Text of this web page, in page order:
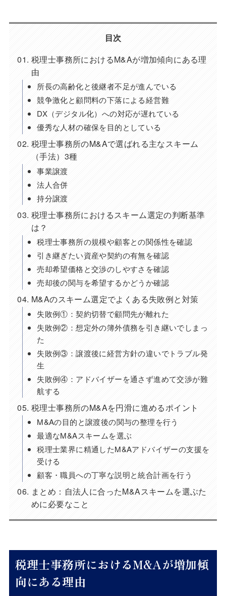
目次
税理士事務所におけるM&Aが増加傾向にある理
由
所長の高齢化と後継者不足が進んでいる
競争激化と顧問料の下落による経営難
DX（デジタル化）への対応が遅れている
優秀な人材の確保を目的としている
税理士事務所のM&Aで選ばれる主なスキーム
（手法）3種
事業譲渡
法人合併
持分譲渡
税理士事務所におけるスキーム選定の判断基準
は？
税理士事務所の規模や顧客との関係性を確認
引き継ぎたい資産や契約の有無を確認
売却希望価格と交渉のしやすさを確認
売却後の関与を希望するかどうか確認
M&Aのスキーム選定でよくある失敗例と対策
失敗例①：契約切替で顧問先が離れた
失敗例②：想定外の簿外債務を引き継いでしまっ
た
失敗例③：譲渡後に経営方針の違いでトラブル発
生
失敗例④：アドバイザーを通さず進めて交渉が難
航する
税理士事務所のM&Aを円滑に進めるポイント
M&Aの目的と譲渡後の関与の整理を行う
最適なM&Aスキームを選ぶ
税理士業界に精通したM&Aアドバイザーの支援を
受ける
顧客・職員への丁寧な説明と統合計画を行う
まとめ：自法人に合ったM&Aスキームを選ぶた
めに必要なこと
税理士事務所におけるM&Aが増加傾
向にある理由